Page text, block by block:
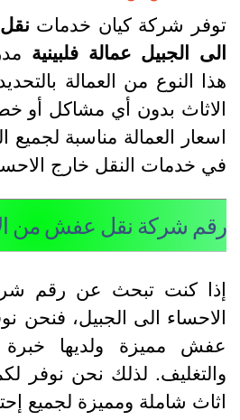
شركة كيان خدماتنقل
الجبيل عمالة فلبينية
النوع من العمالة
بدون أي مشاكل أو خطأ
العمالة مناسبة لجميع
خدمات النقل خارج
شركة نقل عفش من
كنت تبحث عن رقم
الى الجبيل، فنحن
مميزة ولديها خبرة
لذلك نحن نوفر
شاملة ومميزة لجميع